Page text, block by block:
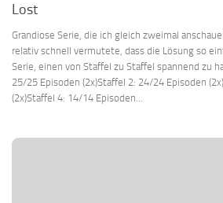
Lost
Grandiose Serie, die ich gleich zweimal
relativ schnell vermutete, dass die Lösung so
Serie, einen von Staffel zu Staffel spannend zu
25/25 Episoden (2x)Staffel 2: 24/24 Episoden
(2x)Staffel 4: 14/14 Episoden...